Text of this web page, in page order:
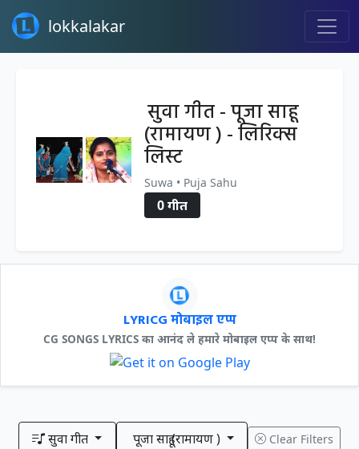
lokkalakar
सुवा गीत - पूजा साहू
(रामायण ) - लिरिक्स
लिस्ट
Suwa • Puja Sahu
0 गीत
LYRICG मोबाइल एप्प
CG SONGS LYRICS का आनंद ले हमारे मोबाइल एप्प के साथ!
सुवा गीत पूजा साहू (रामायण ) Clear Filters